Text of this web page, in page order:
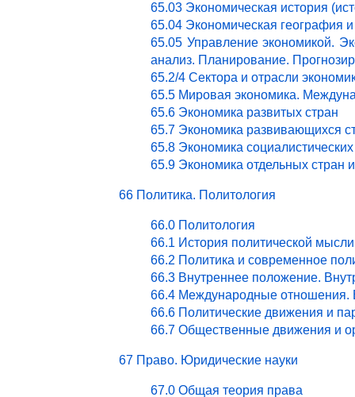
65.03 Экономическая история
65.04 Экономическая география
65.05 Управление экономикой.
анализ. Планирование.
65.2/4 Сектора и отрасли
65.5 Мировая экономика.
65.6 Экономика развитых стран
65.7 Экономика развивающихся
65.8 Экономика
65.9 Экономика отдельных стран
66 Политика. Политология
66.0 Политология
66.1 История политической мысли
66.2 Политика и современное
66.3 Внутреннее положение.
66.4 Международные отношения.
66.6 Политические движения и
66.7 Общественные движения и
67 Право. Юридические науки
67.0 Общая теория права